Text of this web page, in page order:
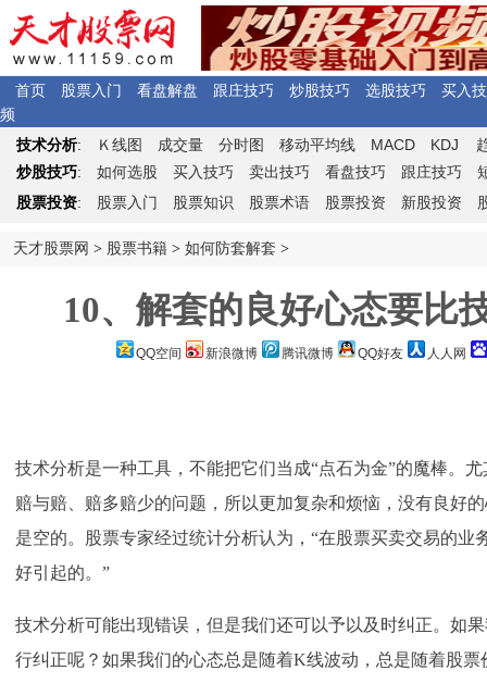
首页 股票入门 看盘解盘 跟庄技巧 炒股技巧 选股技巧
买入
频
技术分析: Ｋ 线图 成交量 分时图 移动平均线 MACD KDJ
炒股技巧: 如何选股 买入技巧 卖出技巧 看盘技巧 跟庄技巧
股票投资: 股票入门 股票知识 股票术语 股票投资 新股投资
天才股票网 > 股票书籍 > 如何防套解套 >
10、解套的良好心态要比
QQ空间 新浪微博 腾讯微博 QQ好友 人人网
技术分析是一种工具，不能把它们当成“点石为金”的魔棒。
赔与赔、赔多赔少的问题，所以更加复杂和烦恼，没有良好
是空的。股票专家经过统计分析认为，“在股票买卖交易的业
好引起的。”
技术分析可能出现错误，但是我们还可以予以及时纠正。如
行纠正呢？如果我们的心态总是随着K线波动，总是随着股